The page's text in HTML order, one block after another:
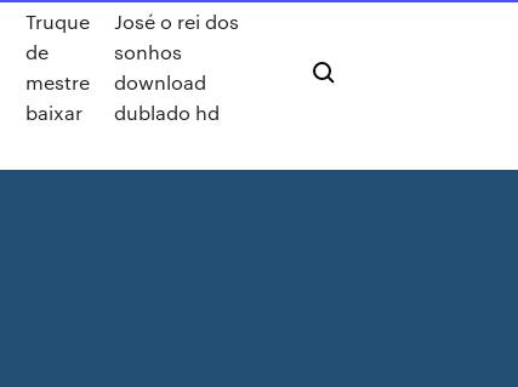
Truque
de
mestre
baixar
José o rei dos
sonhos
download
dublado hd